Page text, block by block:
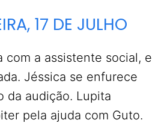
17 DE JULHO
com a assistente social, e
Jéssica se enfurece
da audição. Lupita
pela ajuda com Guto.